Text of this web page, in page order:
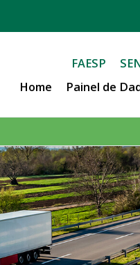
FAESP
Home
Painel de